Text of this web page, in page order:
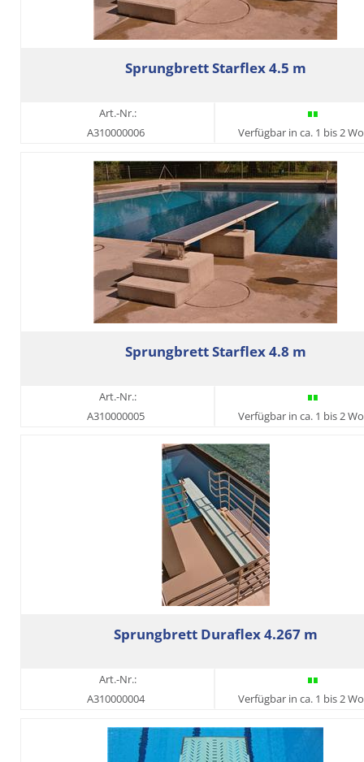
Sprungbrett Starflex 4.5 m
Art.-Nr.:
A310000006
Verfügbar in ca. 1 bis 2
Sprungbrett Starflex 4.8 m
Art.-Nr.:
A310000005
Verfügbar in ca. 1 bis 2
Sprungbrett Duraflex 4.267 m
Art.-Nr.:
A310000004
Verfügbar in ca. 1 bis 2